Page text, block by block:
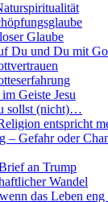
Glaube
Du und Du mit
Geiste Jesu
sollst (nicht)…
entspricht
– Gefahr oder
an Trump
Wandel
das Leben